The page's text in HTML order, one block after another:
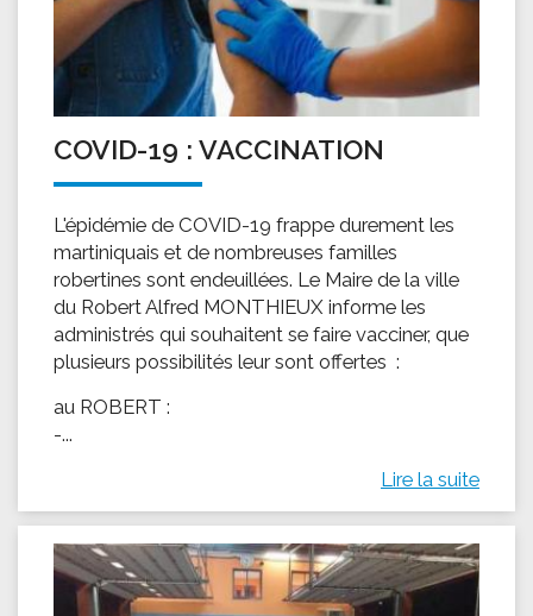
COVID-19 : VACCINATION
L'épidémie de COVID-19 frappe durement les
martiniquais et de nombreuses familles
robertines sont endeuillées. Le Maire de la ville
du Robert Alfred MONTHIEUX informe les
administrés qui souhaitent se faire vacciner, que
plusieurs possibilités leur sont offertes :
au ROBERT :
-...
Lire la suite